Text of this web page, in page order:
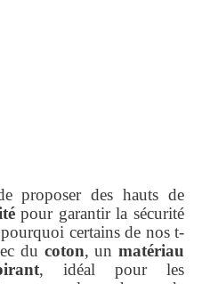
proposer des hauts de
pour garantir la sécurité
certains de nos t-
du coton, unmatériau
, idéal pour les